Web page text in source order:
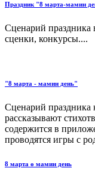
Праздник "8 марта-мамин
Сценарий праздника
сценки, конкурсы....
"8 марта - мамин день"
Сценарий праздника
рассказывают
содержится в
проводятся игры с
8 марта ө мамин день